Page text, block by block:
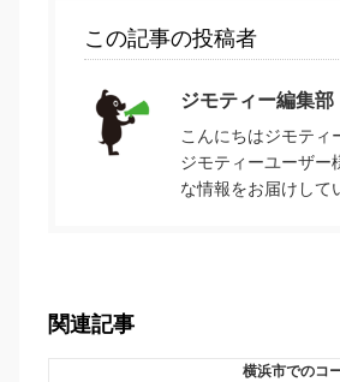
この記事の投稿者
ジモティー編集部
こんにちはジモティ
ジモティーユーザー
な情報をお届けして
関連記事
横浜市でのコ